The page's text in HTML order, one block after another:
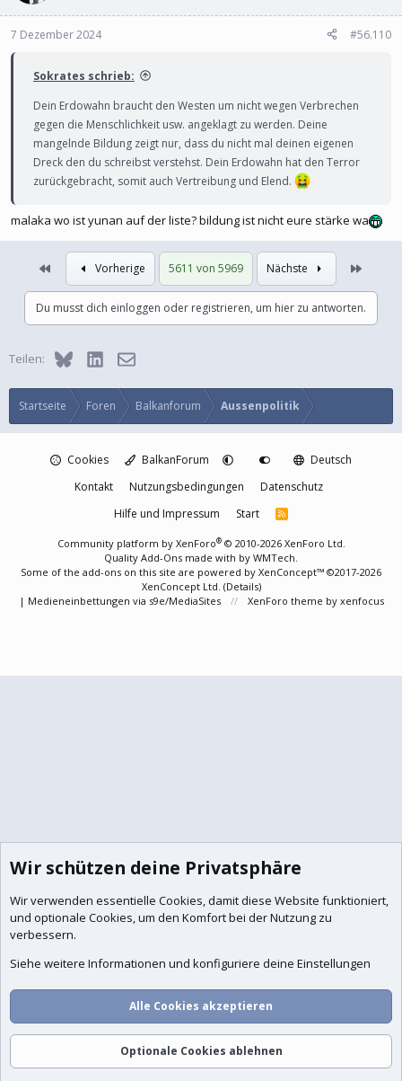
7 Dezember 2024 #56.110
Sokrates schrieb:
Dein Erdowahn braucht den Westen um nicht wegen Verbrechen
gegen die Menschlichkeit usw. angeklagt zu werden. Deine
mangelnde Bildung zeigt nur, dass du nicht mal deinen eigenen
Dreck den du schreibst verstehst. Dein Erdowahn hat den Terror
zurückgebracht, somit auch Vertreibung und Elend.
malaka wo ist yunan auf der liste? bildung ist nicht eure stärke wa
Vorherige 5611 von 5969 Nächste
Du musst dich einloggen oder registrieren, um hier zu antworten.
Teilen: BlueskyLinkedInE-Mail
Startseite Foren Balkanforum Aussenpolitik
Cookies BalkanForum
Deutsch
Kontakt
Nutzungsbedingungen
Datenschutz
Hilfe und Impressum
Start
R
Community platform by XenForo® © 2010-2026 XenForo Ltd.
Quality Add-Ons made with by WMTech.
Some of the add-ons on this site are powered by XenConcept™ ©2017-2026
XenConcept Ltd. (Details)
| Medieneinbettungen via s9e/MediaSites XenForo theme by xenfocus
Aktuelles Anmelden Registrieren
Wir schützen deine Privatsphäre
Wir verwenden essentielle Cookies, damit diese Website funktioniert,
und optionale Cookies, um den Komfort bei der Nutzung zu
verbessern.
Siehe weitere Informationen und konfiguriere deine Einstellungen
Alle Cookies akzeptieren
Optionale Cookies ablehnen